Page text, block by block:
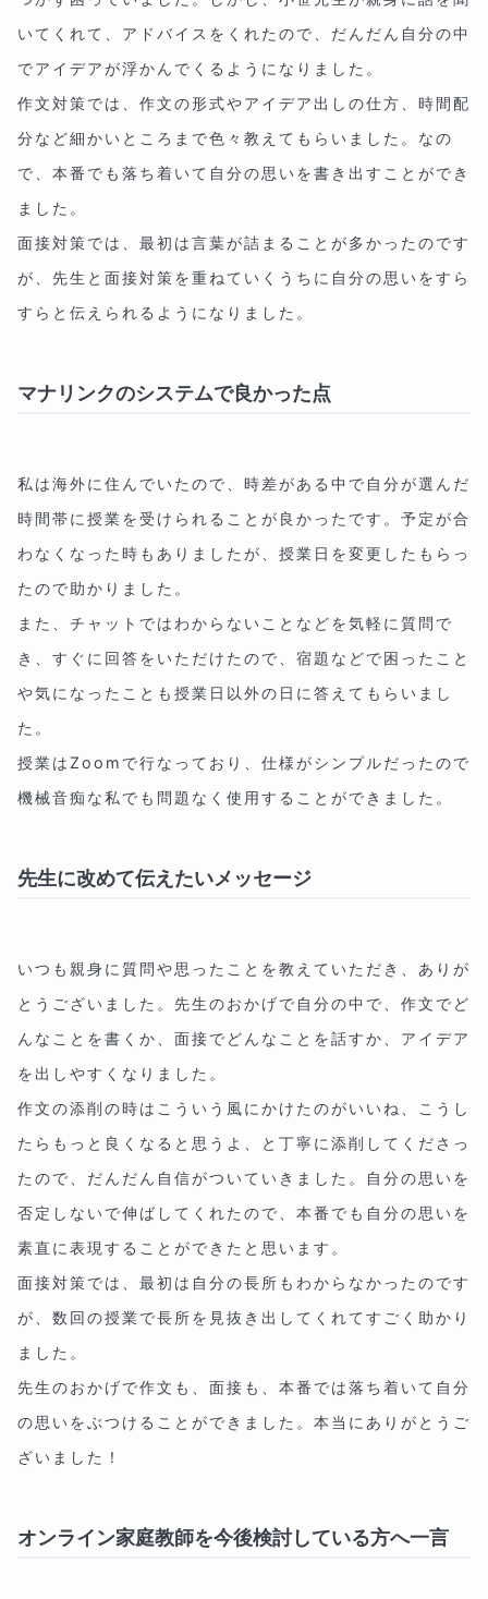
いてくれて、アドバイスをくれたので、だんだん自分の中
でアイデアが浮かんでくるようになりました。
作文対策では、作文の形式やアイデア出しの仕方、時間配
分など細かいところまで色々教えてもらいました。なの
で、本番でも落ち着いて自分の思いを書き出すことができ
ました。
面接対策では、最初は言葉が詰まることが多かったのです
が、先生と面接対策を重ねていくうちに自分の思いをすら
すらと伝えられるようになりました。
マナリンクのシステムで良かった点
私は海外に住んでいたので、時差がある中で自分が選んだ
時間帯に授業を受けられることが良かったです。予定が合
わなくなった時もありましたが、授業日を変更したもらっ
たので助かりました。
また、チャットではわからないことなどを気軽に質問で
き、すぐに回答をいただけたので、宿題などで困ったこと
や気になったことも授業日以外の日に答えてもらいまし
た。
授業はZoomで行なっており、仕様がシンプルだったので
機械音痴な私でも問題なく使用することができました。
先生に改めて伝えたいメッセージ
いつも親身に質問や思ったことを教えていただき、ありが
とうございました。先生のおかげで自分の中で、作文でど
んなことを書くか、面接でどんなことを話すか、アイデア
を出しやすくなりました。
作文の添削の時はこういう風にかけたのがいいね、こうし
たらもっと良くなると思うよ、と丁寧に添削してくださっ
たので、だんだん自信がついていきました。自分の思いを
否定しないで伸ばしてくれたので、本番でも自分の思いを
素直に表現することができたと思います。
面接対策では、最初は自分の長所もわからなかったのです
が、数回の授業で長所を見抜き出してくれてすごく助かり
ました。
先生のおかげで作文も、面接も、本番では落ち着いて自分
の思いをぶつけることができました。本当にありがとうご
ざいました！
オンライン家庭教師を今後検討している方へ一言